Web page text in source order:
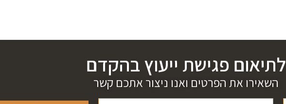
לתיאום פגישת ייעוץ בהקדם
השאירו את הפרטים ואנו ניצור אתכם קשר